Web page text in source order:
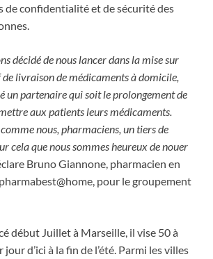
de confidentialité et de sécurité des
décidé de nous lancer dans la mise sur
de livraison de médicaments à domicile,
un partenaire qui soit le prolongement de
aux patients leurs médicaments.
comme nous, pharmaciens, un tiers de
cela que nous sommes heureux de nouer
Bruno Giannone, pharmacien en
pour le groupement
début Juillet à Marseille, il vise 50 à
d’ici à la fin de l’été. Parmi les villes